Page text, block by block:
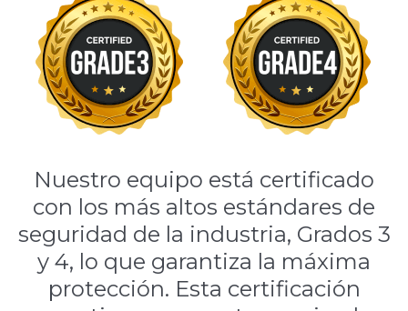
Nuestro equipo está certificado
con los más altos estándares de
seguridad de la industria, Grados 3
y 4, lo que garantiza la máxima
protección. Esta certificación